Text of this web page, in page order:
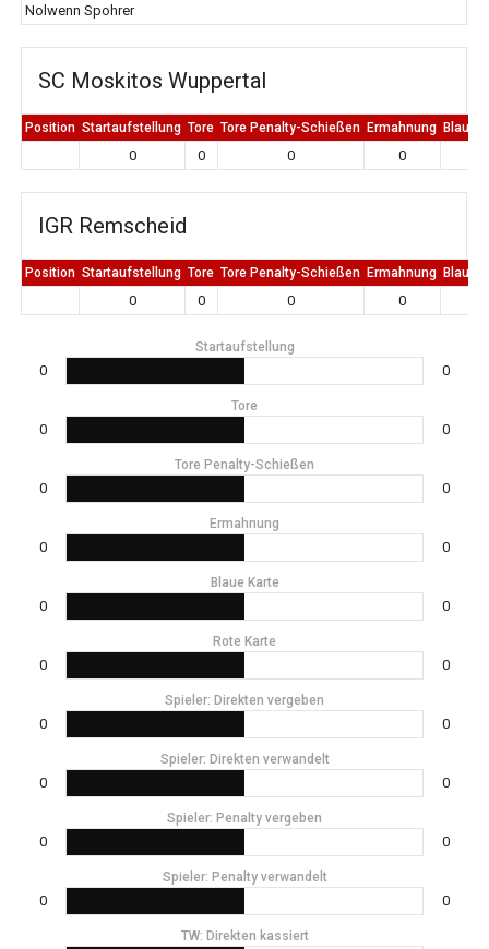
Nolwenn Spohrer
SC Moskitos Wuppertal
Position Startaufstellung Tore Tore Penalty-Schießen Ermahnung Blaue
0 0 0 0
IGR Remscheid
Position Startaufstellung Tore Tore Penalty-Schießen Ermahnung Blaue
0 0 0 0
Startaufstellung
0 0
Tore
0 0
Tore Penalty-Schießen
0 0
Ermahnung
0 0
Blaue Karte
0 0
Rote Karte
0 0
Spieler: Direkten vergeben
0 0
Spieler: Direkten verwandelt
0 0
Spieler: Penalty vergeben
0 0
Spieler: Penalty verwandelt
0 0
TW: Direkten kassiert